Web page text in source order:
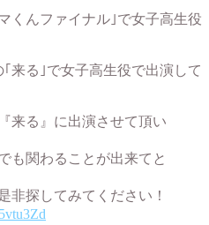
くんファイナル｣で女子高生役
来る｣で女子高生役で出演して
来る』に出演させて頂い
も関わることが出来てと
非探してみてください！